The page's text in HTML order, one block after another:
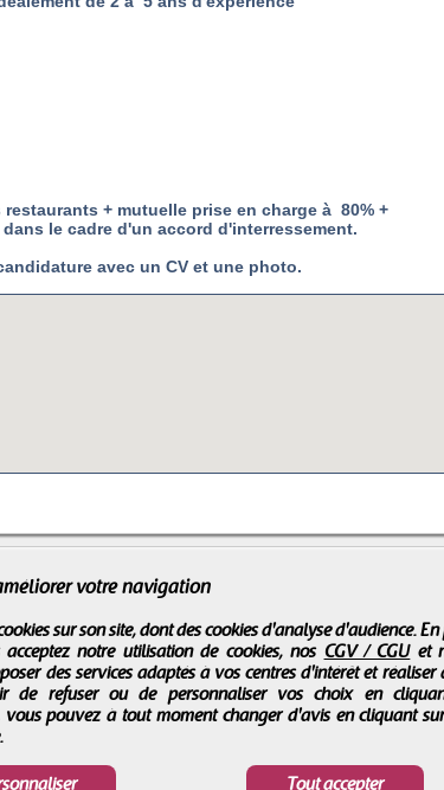
+ mutuelle prise en charge à 80% +
le cadre d'un accord d'interressement.
avec un CV et une photo.
votre navigation
sur son site, dont des cookies d'analyse d'audience.
notre utilisation de cookies, nos CGV / CGUet
des services adaptés à vos centres d'intérêt et réaliser
de refuser ou de personnaliser vos choix en
vous pouvez à tout moment changer d'avis en cliquant
Tout accepter